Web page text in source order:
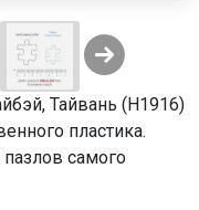
Тайвань (Н1916)
пластика.
самого